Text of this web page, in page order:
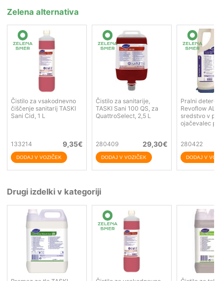
Zelena alternativa
Čistilo za vsakodnevno
čiščenje sanitarij TASKI
Sani Cid, 1 L
133214 9,35€
Čistilo za sanitarije,
TASKI Sani 100 QS, za
QuattroSelect, 2,5 L
280409 29,30€
Pralni
Revoflow ALC
sredstvo v
ojačevalec
280422
Drugi izdelki v kategoriji